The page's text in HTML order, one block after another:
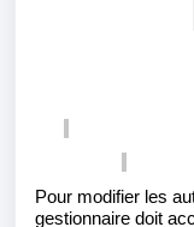
Pour modifier les
gestionnaire doit